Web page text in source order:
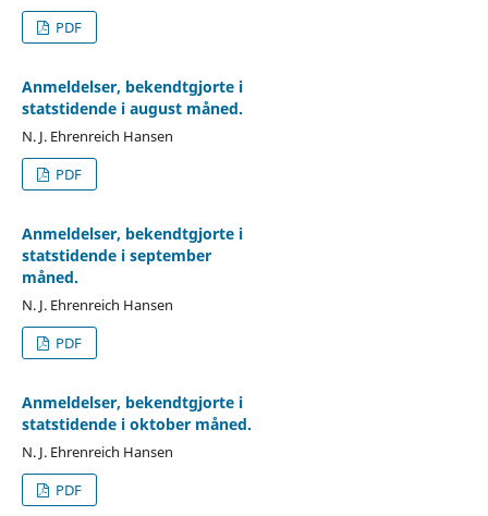
PDF
Anmeldelser, bekendtgjorte i
statstidende i august måned.
N. J. Ehrenreich Hansen
PDF
Anmeldelser, bekendtgjorte i
statstidende i september
måned.
N. J. Ehrenreich Hansen
PDF
Anmeldelser, bekendtgjorte i
statstidende i oktober måned.
N. J. Ehrenreich Hansen
PDF